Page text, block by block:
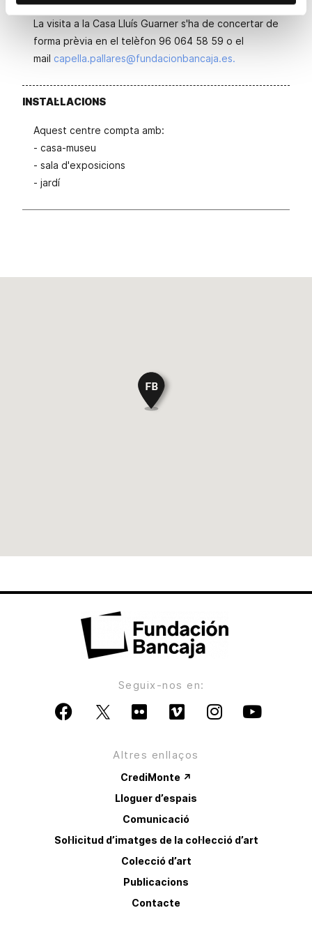
La visita a la Casa Lluís Guarner s'ha de concertar de
forma prèvia en el telèfon 96 064 58 59 o el
mail capella.pallares@fundacionbancaja.es.
INSTAL·LACIONS
Aquest centre compta amb:
- casa-museu
- sala d'exposicions
- jardí
Seguix-nos en:
Altres enllaços
CrediMonte ↗
Lloguer d’espais
Comunicació
Sol·licitud d’imatges de la col·lecció d’art
Colecció d’art
Publicacions
Contacte